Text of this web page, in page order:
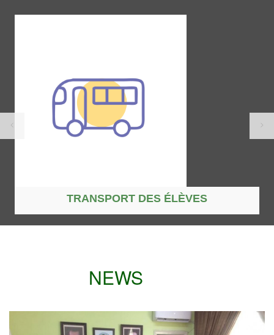
CLINIQUES DENTAIRES
NEWS